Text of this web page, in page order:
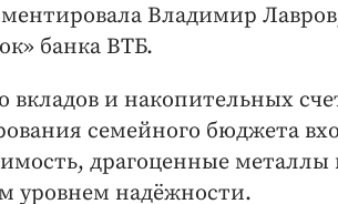
Владимир
банка ВТБ.
и накопительных
семейного бюджета
драгоценные металлы
уровнем надёжности.